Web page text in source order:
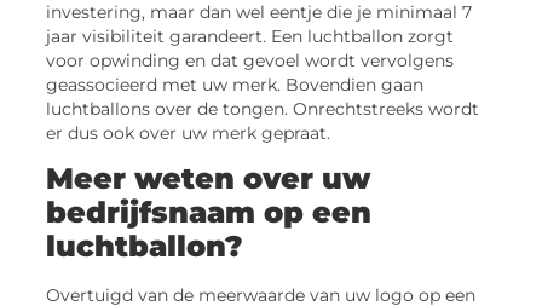
investering, maar dan wel eentje die je minimaal 7
jaar visibiliteit garandeert. Een luchtballon zorgt
voor opwinding en dat gevoel wordt vervolgens
geassocieerd met uw merk. Bovendien gaan
luchtballons over de tongen. Onrechtstreeks wordt
er dus ook over uw merk gepraat.
Meer weten over uw
bedrijfsnaam op een
luchtballon?
Overtuigd van de meerwaarde van uw logo op een